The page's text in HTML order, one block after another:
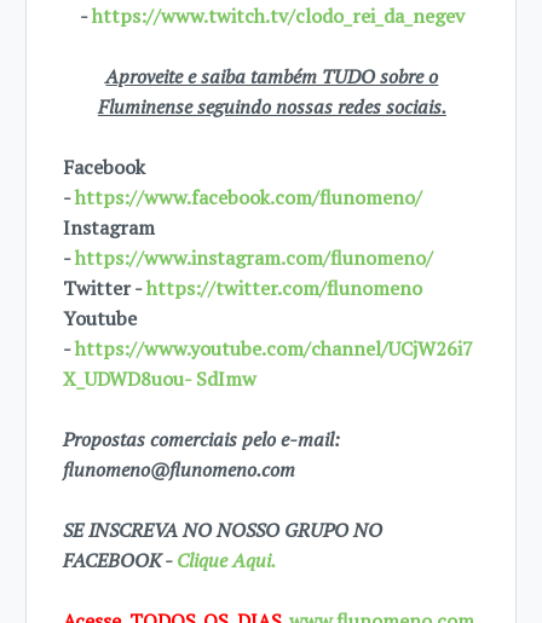
-https://www.twitch.tv/clodo_rei_da_negev
Aproveite e saiba também TUDO sobre o
Fluminense seguindo nossas redes sociais.
Facebook
-https://www.facebook.com/flunomeno/
Instagram
-https://www.instagram.com/flunomeno/
Twitter -https://twitter.com/flunomeno
Youtube
-https://www.youtube.com/channel/UCjW26i7
X_UDWD8uou- SdImw
Propostas comerciais pelo e-mail:
flunomeno@flunomeno.com
SE INSCREVA NO NOSSO GRUPO NO
FACEBOOK -Clique Aqui.